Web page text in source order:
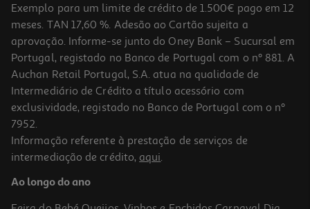
Exemplo para um limite de crédito de 1.500€ pago em 12
meses. TAN 17,60 %. Adesão ao Cartão sujeita a
aprovação. Informe-se junto do Oney Bank – Sucursal em
Portugal, registado no Banco de Portugal com o nº 881. A
Auchan Retail Portugal, S.A. atua na qualidade de
Intermediário de Crédito a título acessório com
exclusividade, registado no Banco de Portugal com o nº
7952.
Informação referente à prestação de serviços de
intermediação de crédito, aqui.
Ao longo do ano